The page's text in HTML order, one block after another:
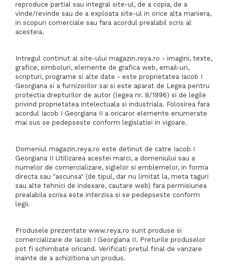
reproduce partial sau integral site-ul, de a copia, de a
vinde/revinde sau de a exploata site-ul in orice alta maniera,
in scopuri comerciale sau fara acordul prealabil scris al
acesteia.
Intregul continut al site-ului magazin.reya.ro - imagini, texte,
grafice, simboluri, elemente de grafica web, email-uri,
scripturi, programe si alte date - este proprietatea Iacob I
Georgiana si a furnizorilor sai si este aparat de Legea pentru
protectia drepturilor de autor (legea nr. 8/1996) si de legile
privind proprietatea intelectuala si industriala. Folosirea fara
acordul Iacob I Georgiana II a oricaror elemente enumerate
mai sus se pedepseste conform legislatiei in vigoare.
Domeniul magazin.reya.ro este detinut de catre Iacob I
Georgiana II Utilizarea acestei marci, a domeniului sau a
numelor de comercializare, siglelor si emblemelor, in forma
directa sau "ascunsa" (de tipul, dar nu limitat la, meta taguri
sau alte tehnici de indexare, cautare web) fara permisiunea
prealabila scrisa este interzisa si se pedepseste conform
legii.
Produsele prezentate www.reya.ro sunt produse si
comercializare de Iacob I Georgiana II. Preturile produselor
pot fi schimbate oricand. Verificati pretul final de vanzare
inainte de a achizitiona un produs.